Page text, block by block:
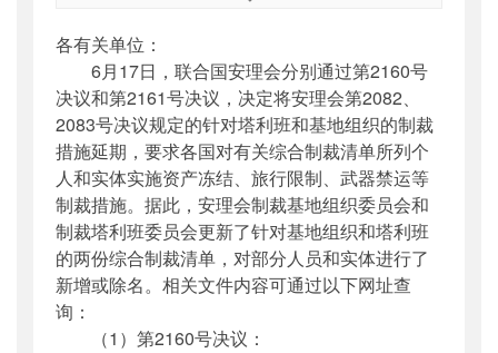
公开日期 ：
2014年07月03日
主题词：联合国安理会;;制裁;基地组织;塔利班
机构分类：国际合作司
主题分类：其他
公文类型：部函
各有关单位：
6月17日，联合国安理会分别通过第2160号
决议和第2161号决议，决定将安理会第2082、
2083号决议规定的针对塔利班和基地组织的制裁
措施延期，要求各国对有关综合制裁清单所列个
人和实体实施资产冻结、旅行限制、武器禁运等
制裁措施。据此，安理会制裁基地组织委员会和
制裁塔利班委员会更新了针对基地组织和塔利班
的两份综合制裁清单，对部分人员和实体进行了
新增或除名。相关文件内容可通过以下网址查
询：
（1）第2160号决议：